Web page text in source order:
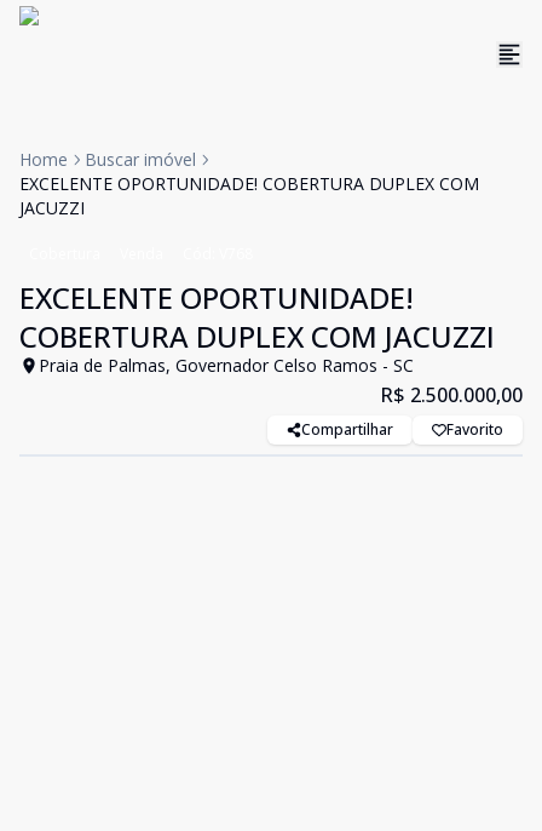
Home
Buscar imóvel
EXCELENTE OPORTUNIDADE! COBERTURA DUPLEX COM
JACUZZI
EXCELENTE OPORTUNIDADE!
COBERTURA DUPLEX COM JACUZZI
Praia de Palmas, Governador Celso Ramos - SC
R$ 2.500.000,00
Compartilhar Favorito